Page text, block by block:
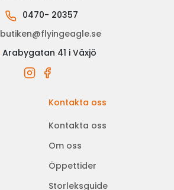
0470- 20357
butiken@flyingeagle.se
Arabygatan 41 i Växjö
Kontakta oss
Kontakta oss
Om oss
Öppettider
Storleksguide